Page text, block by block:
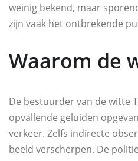
weinig bekend, maar
zijn vaak het ontbrekende
Waarom de
De bestuurder van de witte
opvallende geluiden
verkeer. Zelfs indirecte
beeld verscherpen. De